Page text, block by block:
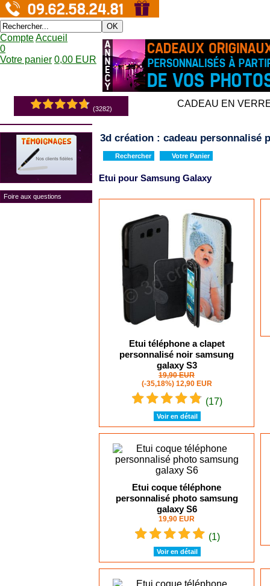
OK
CompteAccueil
0
Votre panier 0,00 EUR
(3282) CADEAU EN
Foire aux questions
3d création : cadeau personnalisé
Rechercher Votre Panier
Etui pour Samsung Galaxy
Etui téléphone a clapet
personnalisé noir samsung
galaxy S3
19,90 EUR
(-35,18%) 12,90 EUR
(17)
Voir en détail
Etui coque téléphone
personnalisé photo samsung
galaxy S6
19,90 EUR
(1)
Voir en détail